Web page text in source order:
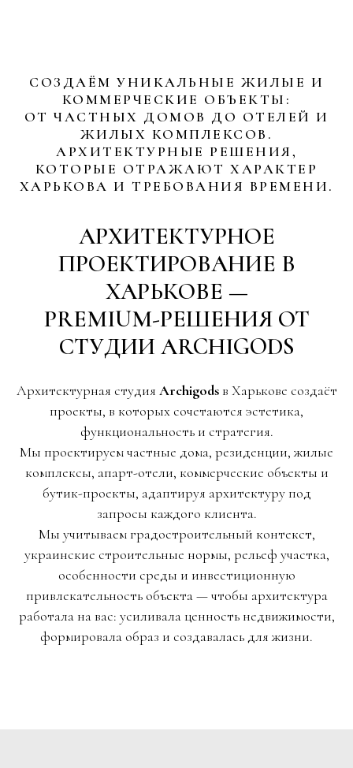
СОЗДАЁМ УНИКАЛЬНЫЕ ЖИЛЫЕ И
КОММЕРЧЕСКИЕ ОБЪЕКТЫ:
ОТ ЧАСТНЫХ ДОМОВ ДО ОТЕЛЕЙ И
ЖИЛЫХ КОМПЛЕКСОВ.
АРХИТЕКТУРНЫЕ РЕШЕНИЯ,
КОТОРЫЕ ОТРАЖАЮТ ХАРАКТЕР
ХАРЬКОВА И ТРЕБОВАНИЯ ВРЕМЕНИ.
АРХИТЕКТУРНОЕ
ПРОЕКТИРОВАНИЕ В
ХАРЬКОВЕ —
PREMIUM-РЕШЕНИЯ ОТ
СТУДИИ ARCHIGODS
Архитектурная студия Archigodsв Харькове создаёт
проекты, в которых сочетаются эстетика,
функциональность и стратегия.
Мы проектируем частные дома, резиденции, жилые
комплексы, апарт-отели, коммерческие объекты и
бутик-проекты, адаптируя архитектуру под
запросы каждого клиента.
Мы учитываем градостроительный контекст,
украинские строительные нормы, рельеф участка,
особенности среды и инвестиционную
привлекательность объекта — чтобы архитектура
работала на вас: усиливала ценность недвижимости,
формировала образ и создавалась для жизни.